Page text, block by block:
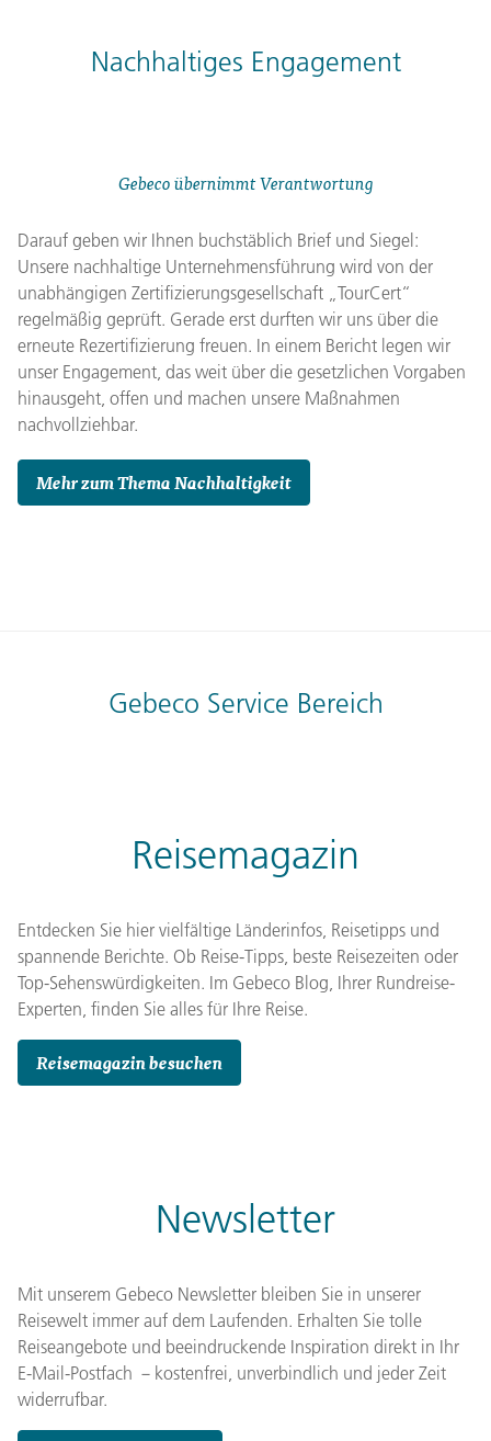
Nachhaltiges Engagement
Gebeco übernimmt Verantwortung
Darauf geben wir Ihnen buchstäblich Brief und Siegel:
Unsere nachhaltige Unternehmensführung wird von der
unabhängigen Zertifizierungsgesellschaft „TourCert“
regelmäßig geprüft. Gerade erst durften wir uns über die
erneute Rezertifizierung freuen. In einem Bericht legen wir
unser Engagement, das weit über die gesetzlichen Vorgaben
hinausgeht, offen und machen unsere Maßnahmen
nachvollziehbar.
Mehr zum Thema Nachhaltigkeit
Gebeco Service Bereich
Reisemagazin
Entdecken Sie hier vielfältige Länderinfos, Reisetipps und
spannende Berichte. Ob Reise-Tipps, beste Reisezeiten oder
Top-Sehenswürdigkeiten. Im Gebeco Blog, Ihrer Rundreise-
Experten, finden Sie alles für Ihre Reise.
Reisemagazin besuchen
Newsletter
Mit unserem Gebeco Newsletter bleiben Sie in unserer
Reisewelt immer auf dem Laufenden. Erhalten Sie tolle
Reiseangebote und beeindruckende Inspiration direkt in Ihr
E-Mail-Postfach －kostenfrei, unverbindlich und jeder Zeit
widerrufbar.